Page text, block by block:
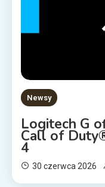
Newsy
Logitech G
Call of
4
30 czerwca 2026